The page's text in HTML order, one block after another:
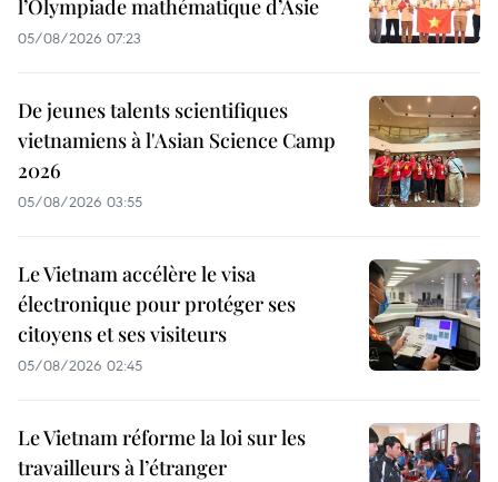
l’Olympiade mathématique d’Asie
05/08/2026 07:23
De jeunes talents scientifiques
vietnamiens à l'Asian Science Camp
2026
05/08/2026 03:55
Le Vietnam accélère le visa
électronique pour protéger ses
citoyens et ses visiteurs
05/08/2026 02:45
Le Vietnam réforme la loi sur les
travailleurs à l’étranger